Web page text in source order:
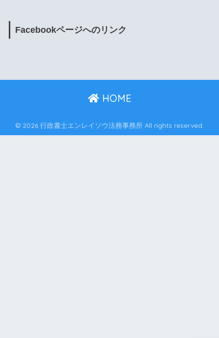
Facebookページへのリンク
HOME
© 2026 行政書士エンレイソウ法務事務所 All rights reserved.